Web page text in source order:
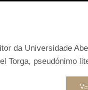
da Universidade
Torga, pseudónimo